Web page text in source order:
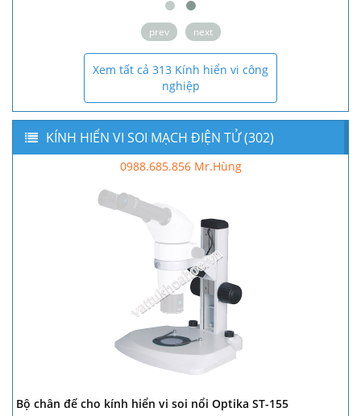
prev next
Xem tất cả 313 Kính hiển vi công
nghiệp
KÍNH HIỂN VI SOI MẠCH ĐIỆN TỬ (302)
0988.685.856 Mr.Hùng
Bộ chân đế cho kính hiển vi soi nổi Optika ST-155